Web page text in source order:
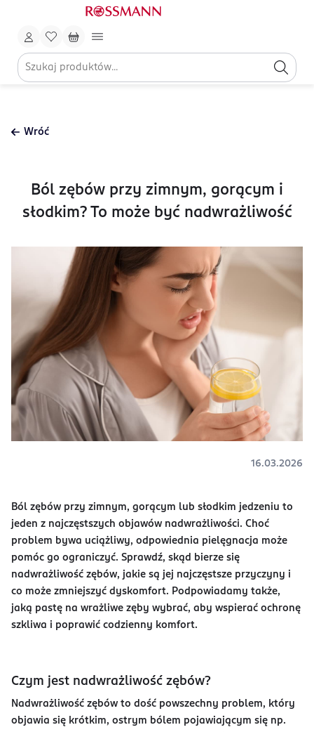
Wróć
Ból zębów przy zimnym, gorącym i
słodkim? To może być nadwrażliwość
16.03.2026
Ból zębów przy zimnym, gorącym lub słodkim jedzeniu to
jeden z najczęstszych objawów nadwrażliwości. Choć
problem bywa uciążliwy, odpowiednia pielęgnacja może
pomóc go ograniczyć. Sprawdź, skąd bierze się
nadwrażliwość zębów, jakie są jej najczęstsze przyczyny i
co może zmniejszyć dyskomfort. Podpowiadamy także,
jaką pastę na wrażliwe zęby wybrać, aby wspierać ochronę
szkliwa i poprawić codzienny komfort.
Czym jest nadwrażliwość zębów?
Nadwrażliwość zębów to dość powszechny problem, który
objawia się krótkim, ostrym bólem pojawiającym się np.